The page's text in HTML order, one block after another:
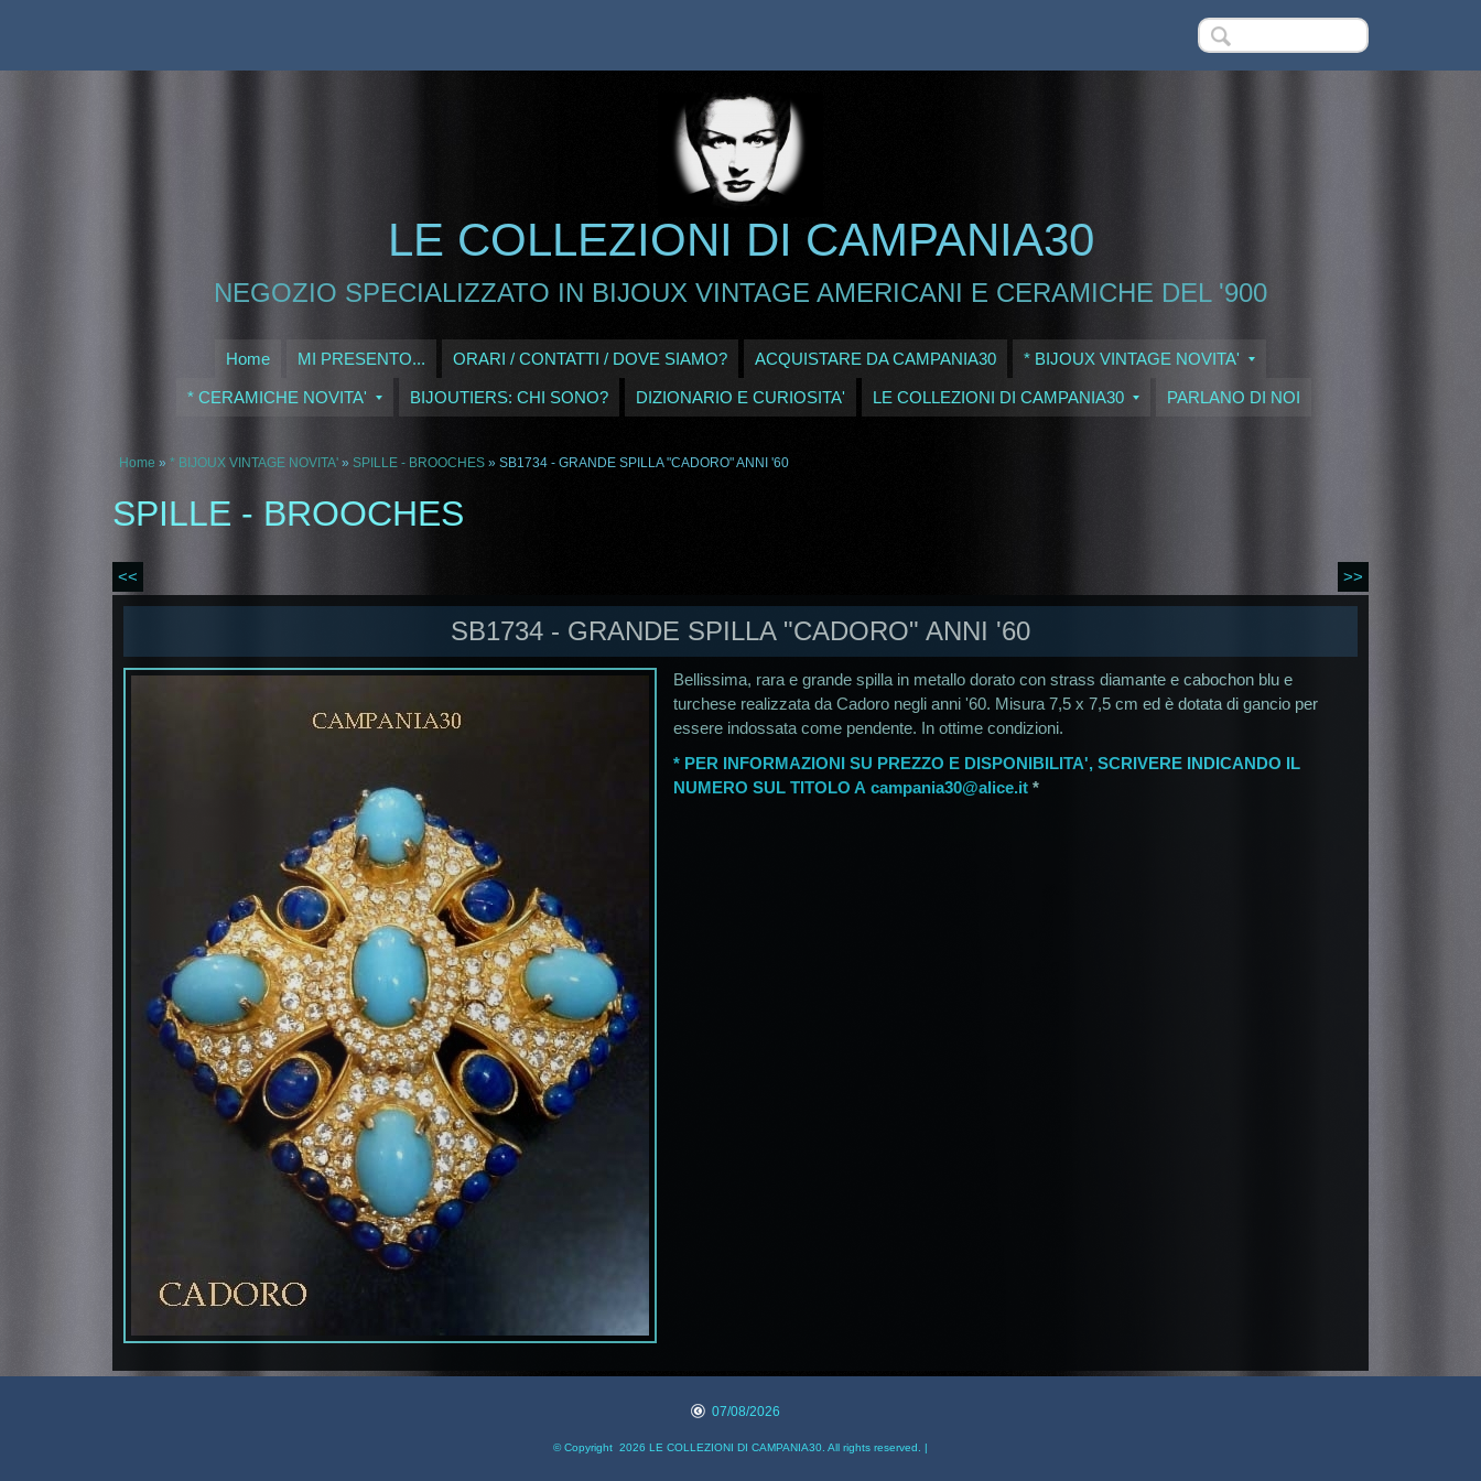
LE COLLEZIONI DI CAMPANIA30
NEGOZIO SPECIALIZZATO IN BIJOUX VINTAGE AMERICANI E CERAMICHE DEL '900
Home MI PRESENTO... ORARI / CONTATTI / DOVE SIAMO? ACQUISTARE DA CAMPANIA30 * BIJOUX VINTAGE NOVITA'
* CERAMICHE NOVITA' BIJOUTIERS: CHI SONO? DIZIONARIO E CURIOSITA' LE COLLEZIONI DI CAMPANIA30 PARLANO DI NOI
Home » * BIJOUX VINTAGE NOVITA' » SPILLE - BROOCHES » SB1734 - GRANDE SPILLA "CADORO" ANNI '60
SPILLE - BROOCHES
<< >>
SB1734 - GRANDE SPILLA "CADORO" ANNI '60
Bellissima, rara e grande spilla in metallo dorato con strass diamante e cabochon blu e
turchese realizzata da Cadoro negli anni '60. Misura 7,5 x 7,5 cm ed è dotata di gancio per
essere indossata come pendente. In ottime condizioni.
* PER INFORMAZIONI SU PREZZO E DISPONIBILITA', SCRIVERE INDICANDO IL
NUMERO SUL TITOLO A campania30@alice.it *
07/08/2026
© Copyright 2026 LE COLLEZIONI DI CAMPANIA30. All rights reserved. |